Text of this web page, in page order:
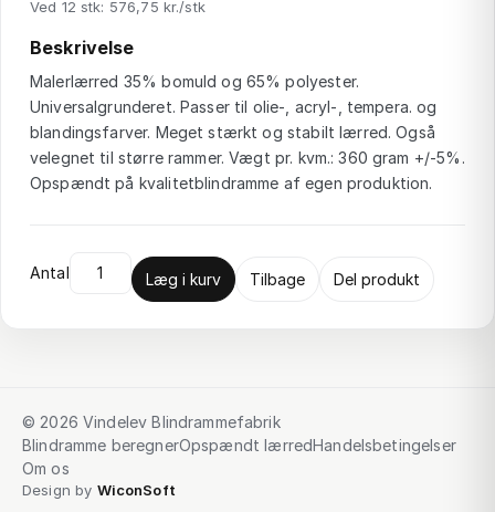
Ved 12 stk: 576,75 kr./stk
Beskrivelse
Malerlærred 35% bomuld og 65% polyester.
Universalgrunderet. Passer til olie-, acryl-, tempera. og
blandingsfarver. Meget stærkt og stabilt lærred. Også
velegnet til større rammer. Vægt pr. kvm.: 360 gram +/-5%.
Opspændt på kvalitetblindramme af egen produktion.
Antal Læg i kurv Tilbage Del produkt
© 2026 Vindelev Blindrammefabrik
Blindramme beregnerOpspændt lærredHandelsbetingelser
Om os
Design by WiconSoft